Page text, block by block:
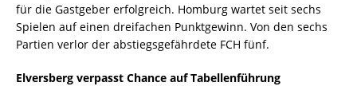
für die Gastgeber erfolgreich. Homburg wartet seit sechs
Spielen auf einen dreifachen Punktgewinn. Von den sechs
Partien verlor der abstiegsgefährdete FCH fünf.
Elversberg verpasst Chance auf Tabellenführung